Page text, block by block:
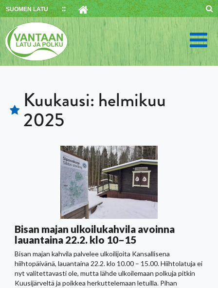
Skip
to
content
SUOMEN LATU
Kuukausi: helmikuu
2025
Bisan majan ulkoilukahvila avoinna
lauantaina 22.2. klo 10–15
Bisan majan kahvila palvelee ulkoilijoita Kansallisena
hiihtopäivänä, lauantaina 22.2. klo 10.00 – 15.00. Hiihtolatuja ei
nyt valitettavasti ole, mutta lähde ulkoilemaan polkuja pitkin
Kuusijärveltä ja poikkea herkuttelemaan letuilla. Pihan